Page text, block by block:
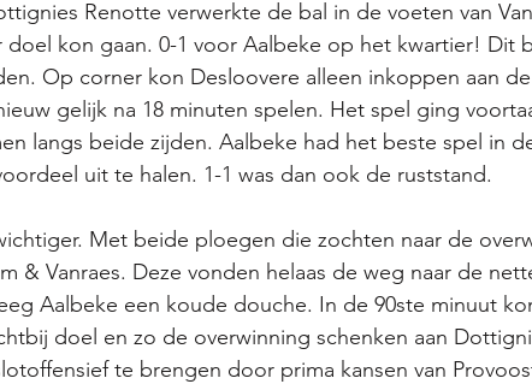
Renotte verwerkte de bal in de voeten van
doel kon gaan. 0-1 voor Aalbeke op het kwartier! Dit
Op corner kon Desloovere alleen inkoppen aan
gelijk na 18 minuten spelen. Het spel ging
langs beide zijden. Aalbeke had het beste spel in
uit te halen. 1-1 was dan ook de ruststand.
Met beide ploegen die zochten naar de
& Vanraes. Deze vonden helaas de weg naar de
Aalbeke een koude douche. In de 90ste minuut
doel en zo de overwinning schenken aan
te brengen door prima kansen van